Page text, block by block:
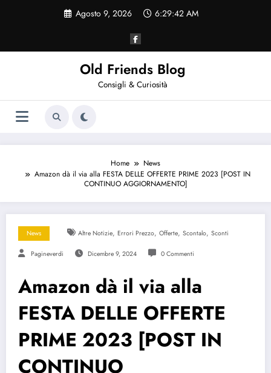
Agosto 9, 2026 6:29:42 AM
Old Friends Blog
Consigli & Curiosità
Home
News
Amazon dà il via alla FESTA DELLE OFFERTE PRIME 2023 [POST IN
CONTINUO AGGIORNAMENTO]
News Altre Notizie, Errori Prezzo, Offerte, Scontalo, Sconti
Pagineverdi Dicembre 9, 2024 0 Commenti
Amazon dà il via alla
FESTA DELLE OFFERTE
PRIME 2023 [POST IN
CONTINUO